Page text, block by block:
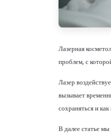
Лазерная
проблем, с
Лазер
вызывает
сохраняться и
В далее статье